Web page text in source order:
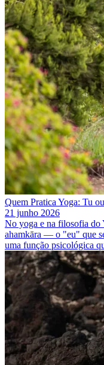
Quem Pratica Yoga: Tu
21 junho 2026
No yoga e na filosofia do
ahamkāra — o "eu" que
uma função psicológica